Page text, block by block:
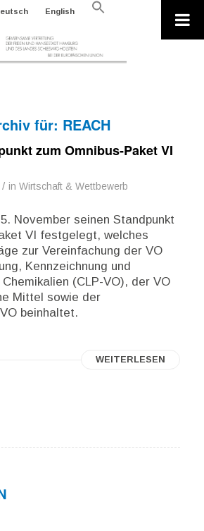
English
Search
für: REACH
zum Omnibus-Paket VI
/ in Wirtschaft & Wettbewerb
November seinen Standpunkt
VI festgelegt, welches
zur Vereinfachung der VO
Kennzeichnung und
(CLP-VO), der VO
Mittel sowie der
beinhaltet.
WEITERLESEN